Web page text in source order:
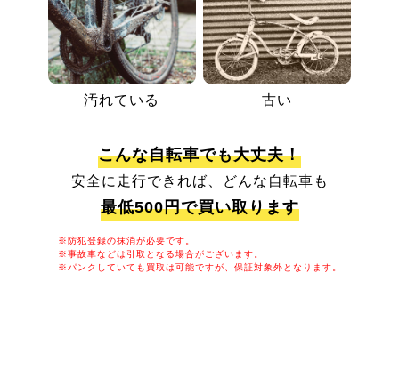
汚れている 古い
こんな自転車でも大丈夫！
安全に走行できれば、どんな自転車も
最低500円で買い取ります
※防犯登録の抹消が必要です。
※事故車などは引取となる場合がございます。
※パンクしていても買取は可能ですが、保証対象外となります。